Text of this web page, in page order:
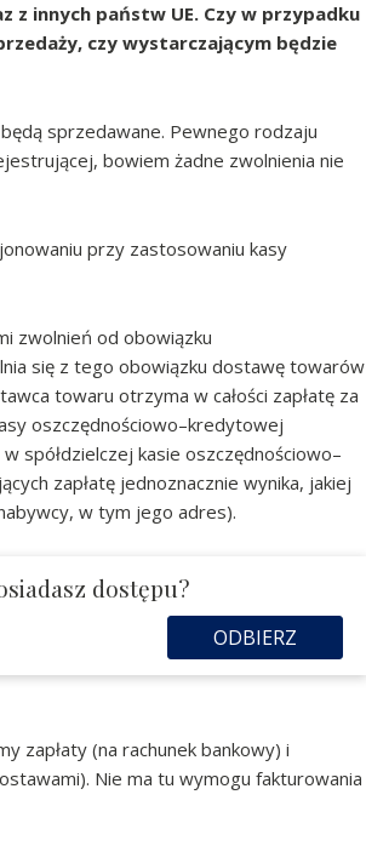
innych państw UE. Czy w przypadku
czy wystarczającym będzie
sprzedawane. Pewnego rodzaju
bowiem żadne zwolnienia nie
przy zastosowaniu kasy
zwolnień od obowiązku
się z tego obowiązku dostawę towarów
towaru otrzyma w całości zapłatę za
oszczędnościowo–kredytowej
spółdzielczej kasie oszczędnościowo–
zapłatę jednoznacznie wynika, jakiej
w tym jego adres).
dostępu?
ODBIERZ
zapłaty (na rachunek bankowy) i
Nie ma tu wymogu fakturowania